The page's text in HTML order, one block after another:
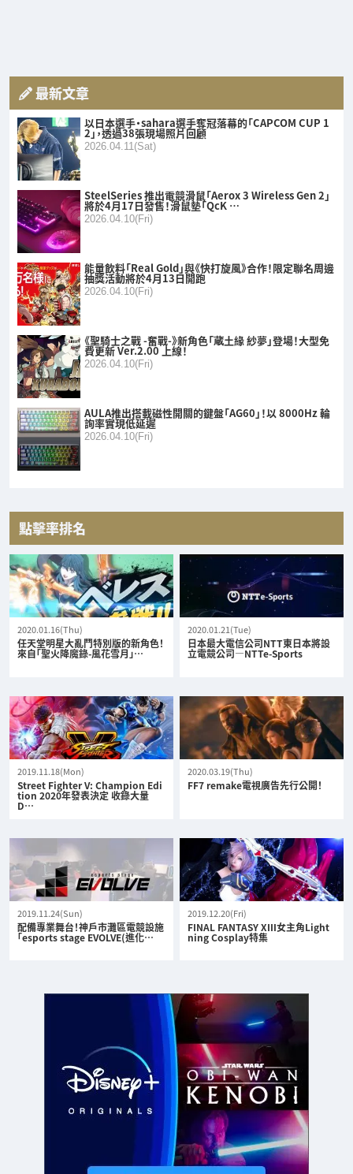
最新文章
以日本選手・sahara選手奪冠落幕的「CAPCOM CUP 1
2」，透過38張現場照片回顧
2026.04.11(Sat)
SteelSeries 推出電競滑鼠「Aerox 3 Wireless Gen 2」
將於4月17日發售！滑鼠墊「QcK …
2026.04.10(Fri)
能量飲料「Real Gold」與《快打旋風》合作！限定聯名周邊
抽獎活動將於4月13日開跑
2026.04.10(Fri)
《聖騎士之戰 -奮戰-》新角色「蔵土緣 紗夢」登場！大型免
費更新 Ver.2.00 上線！
2026.04.10(Fri)
AULA推出搭載磁性開關的鍵盤「AG60」！以 8000Hz 輪
詢率實現低延遲
2026.04.10(Fri)
點擊率排名
2020.01.16(Thu)
任天堂明星大亂鬥特別版的新角色！
來自「聖火降魔錄-風花雪月」…
2020.01.21(Tue)
日本最大電信公司NTT東日本將設
立電競公司—NTTe-Sports
2019.11.18(Mon)
Street Fighter V: Champion Edi
tion 2020年發表決定 收錄大量
D…
2020.03.19(Thu)
FF7 remake電視廣告先行公開！
2019.11.24(Sun)
配備專業舞台！神戶市灘區電競設施
「esports stage EVOLVE(進化…
2019.12.20(Fri)
FINAL FANTASY XIII女主角Light
ning Cosplay特集